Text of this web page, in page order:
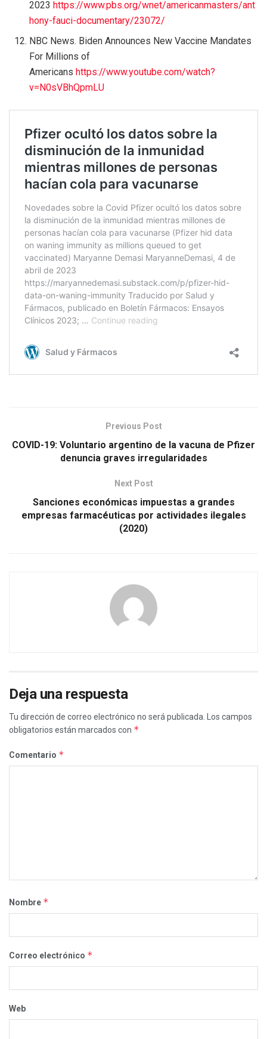
2023https://www.pbs.org/wnet/americanmasters/ant
hony-fauci-documentary/23072/
NBC News. Biden Announces New Vaccine Mandates
For Millions of
Americanshttps://www.youtube.com/watch?
v=N0sVBhQpmLU
Previous Post
COVID-19: Voluntario argentino de la vacuna de Pfizer
denuncia graves irregularidades
Next Post
Sanciones económicas impuestas a grandes
empresas farmacéuticas por actividades ilegales
(2020)
Deja una respuesta
Tu dirección de correo electrónico no será publicada.
Los campos
obligatorios están marcados con *
Comentario *
Nombre *
Correo electrónico *
Web